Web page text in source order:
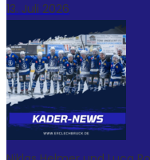
13. Juli 2026